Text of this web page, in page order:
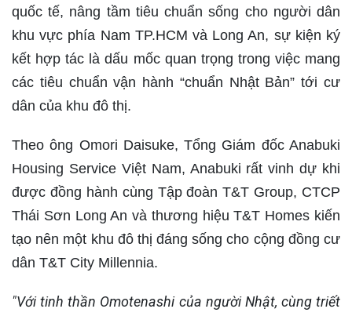
quốc tế, nâng tầm tiêu chuẩn sống cho người dân
khu vực phía Nam TP.HCM và Long An, sự kiện ký
kết hợp tác là dấu mốc quan trọng trong việc mang
các tiêu chuẩn vận hành “chuẩn Nhật Bản” tới cư
dân của khu đô thị.
Theo ông Omori Daisuke, Tổng Giám đốc Anabuki
Housing Service Việt Nam, Anabuki rất vinh dự khi
được đồng hành cùng Tập đoàn T&T Group, CTCP
Thái Sơn Long An và thương hiệu T&T Homes kiến
tạo nên một khu đô thị đáng sống cho cộng đồng cư
dân T&T City Millennia.
"Với tinh thần Omotenashi của người Nhật, cùng triết